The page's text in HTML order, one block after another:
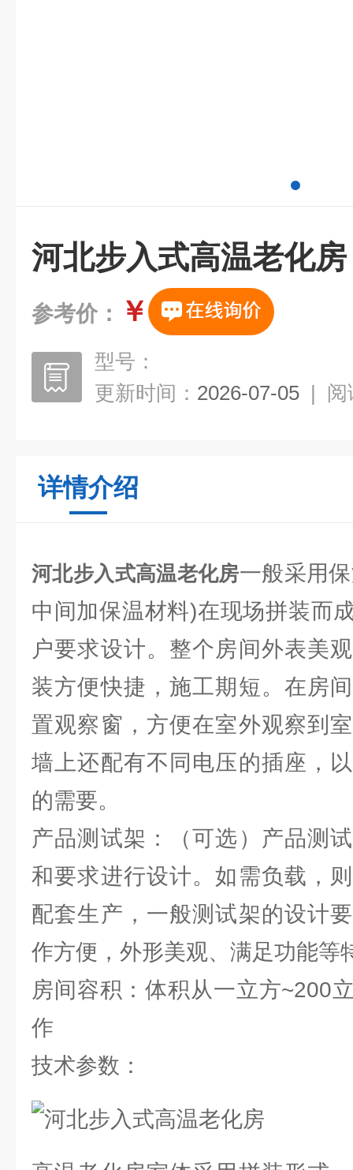
河北步入式高温老化房
参考价： ￥
型号：
更新时间： 2026-07-05 | 阅
详情介绍
河北步入式高温老化房一般采用
中间加保温材料)在现场拼装而
户要求设计。整个房间外表美
装方便快捷，施工期短。在房
置观察窗，方便在室外观察到
墙上还配有不同电压的插座，
的需要。
产品测试架：（可选）产品测
和要求进行设计。如需负载，
配套生产，一般测试架的设计
作方便，外形美观、满足功能等
房间容积：体积从一立方~200
作
技术参数：